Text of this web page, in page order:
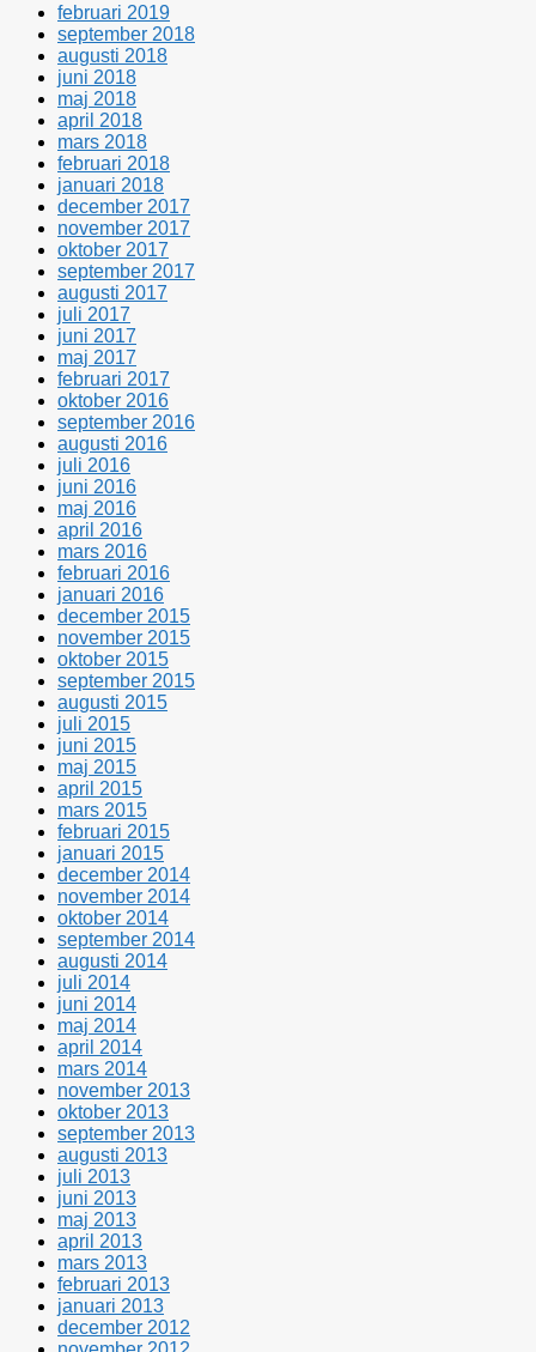
februari 2019
september 2018
augusti 2018
juni 2018
maj 2018
april 2018
mars 2018
februari 2018
januari 2018
december 2017
november 2017
oktober 2017
september 2017
augusti 2017
juli 2017
juni 2017
maj 2017
februari 2017
oktober 2016
september 2016
augusti 2016
juli 2016
juni 2016
maj 2016
april 2016
mars 2016
februari 2016
januari 2016
december 2015
november 2015
oktober 2015
september 2015
augusti 2015
juli 2015
juni 2015
maj 2015
april 2015
mars 2015
februari 2015
januari 2015
december 2014
november 2014
oktober 2014
september 2014
augusti 2014
juli 2014
juni 2014
maj 2014
april 2014
mars 2014
november 2013
oktober 2013
september 2013
augusti 2013
juli 2013
juni 2013
maj 2013
april 2013
mars 2013
februari 2013
januari 2013
december 2012